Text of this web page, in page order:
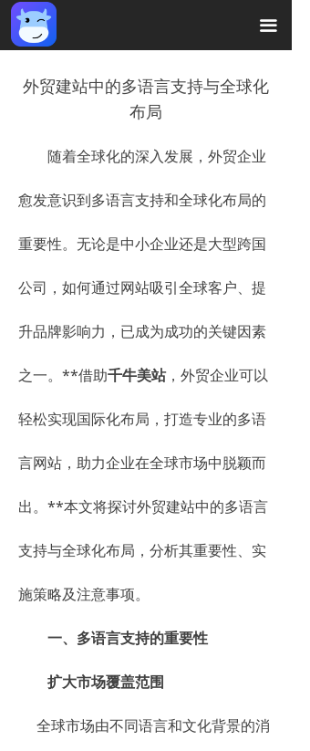
끀
外贸建站中的多语言支持与全球化
布局
随着全球化的深入发展，外贸企业
愈发意识到多语言支持和全球化布局的
重要性。无论是中小企业还是大型跨国
公司，如何通过网站吸引全球客户、提
升品牌影响力，已成为成功的关键因素
之一。**借助千牛美站，外贸企业可以
轻松实现国际化布局，打造专业的多语
言网站，助力企业在全球市场中脱颖而
出。**本文将探讨外贸建站中的多语言
支持与全球化布局，分析其重要性、实
施策略及注意事项。
一、多语言支持的重要性
扩大市场覆盖范围
全球市场由不同语言和文化背景的消